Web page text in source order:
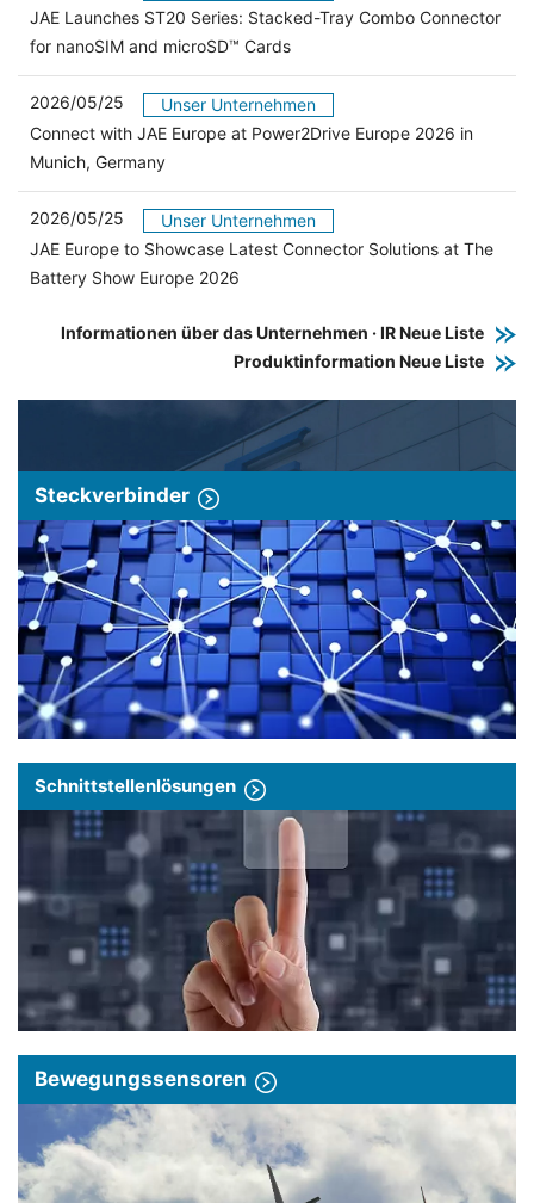
JAE Launches ST20 Series: Stacked-Tray Combo Connector
for nanoSIM and microSD™ Cards
2026/05/25
Unser Unternehmen
Connect with JAE Europe at Power2Drive Europe 2026 in
Munich, Germany
2026/05/25
Unser Unternehmen
JAE Europe to Showcase Latest Connector Solutions at The
Battery Show Europe 2026
Informationen über das Unternehmen · IR Neue Liste
Produktinformation Neue Liste
Steckverbinder
Schnittstellenlösungen
Bewegungssensoren